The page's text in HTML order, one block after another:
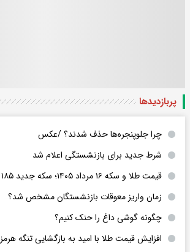
پربازدید‌ها
چرا جلوپنجره‌ها حذف شدند؟ /عکس
شرط جدید برای بازنشستگی اعلام شد
قیمت طلا و سکه ۱۶ مرداد ۱۴۰۵؛ سکه جدید ١٨۵ میلیون تومان
زمان واریز معوقات بازنشستگان مشخص شد؟
چگونه گوشی داغ را حنک کنیم؟
افزایش قیمت طلا با امید به بازگشایی تنگه هرمز